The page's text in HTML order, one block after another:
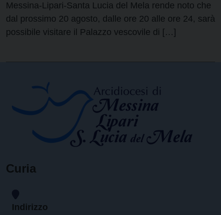
Messina-Lipari-Santa Lucia del Mela rende noto che
dal prossimo 20 agosto, dalle ore 20 alle ore 24, sarà
possibile visitare il Palazzo vescovile di […]
Curia
Indirizzo